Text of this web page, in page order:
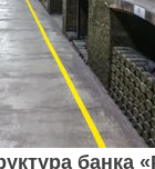
банка